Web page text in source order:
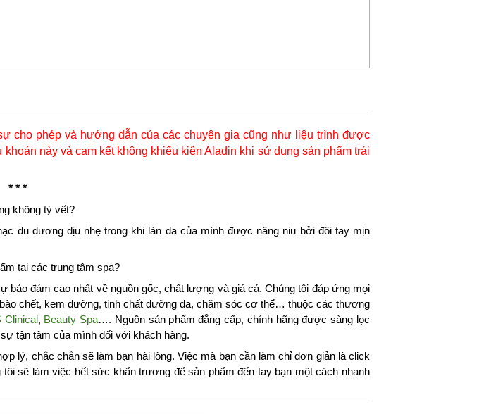
cho phép và hướng dẫn của các chuyên gia cũng như liệu trình được
này và cam kết không khiếu kiện Aladin khi sử dụng sản phẩm trái
* * *
không tỳ vết?
du dương dịu nhẹ trong khi làn da của mình được nâng niu bởi đôi tay mịn
tại các trung tâm spa?
đảm cao nhất về nguồn gốc, chất lượng và giá cả. Chúng tôi đáp ứng mọi
chết, kem dưỡng, tinh chất dưỡng da, chăm sóc cơ thể… thuộc các thương
Clinical, Beauty Spa…. Nguồn sản phẩm đẳng cấp, chính hãng được sàng lọc
tận tâm của mình đối với khách hàng.
lý, chắc chắn sẽ làm bạn hài lòng. Việc mà bạn cần làm chỉ đơn giản là click
sẽ làm việc hết sức khẩn trương để sản phẩm đến tay bạn một cách nhanh